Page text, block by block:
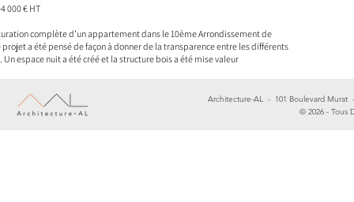
000 € HT
complète d’un appartement dans le 10ème Arrondissement de
projet a été pensé de façon à donner de la transparence entre les différents
Un espace nuit a été créé et la structure bois a été mise valeur
Architecture-AL - 101 Boulevard
© 2026 - Tous